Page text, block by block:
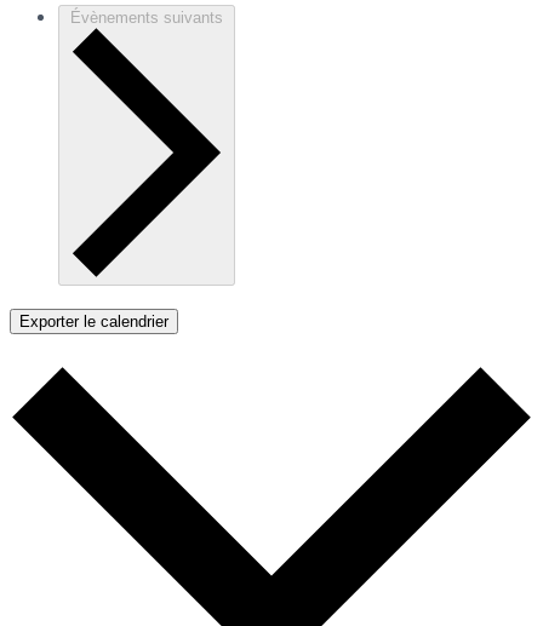
Évènements suivants
Exporter le calendrier